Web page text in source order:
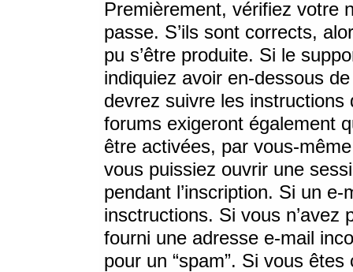
Premièrement, vérifiez votre
passe. S’ils sont corrects,
pu s’être produite. Si le
indiquiez avoir en-dessous
devrez suivre les
forums exigeront également
être activées, par vous-
vous puissiez ouvrir une
pendant l’inscription. Si un
insctructions. Si vous n’avez
fourni une adresse e-mail
pour un “spam”. Si vous